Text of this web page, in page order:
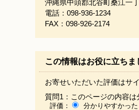
沖縄県中頭郡北谷町桑江一
電話：098-936-1234
FAX：098-926-2174
この情報はお役に立ちま
お寄せいただいた評価はサ
質問1：このページの内容は
評価： 分かりやすかった